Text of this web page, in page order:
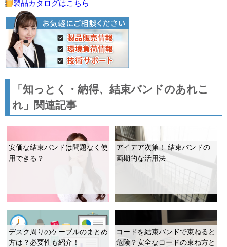
製品カタログはこちら
「知っとく・納得、結束バンドのあれこ
れ」関連記事
安価な結束バンドは問題なく使
用できる？
アイデア次第！ 結束バンドの
画期的な活用法
デスク周りのケーブルのまとめ
方は？必要性も紹介！
コードを結束バンドで束ねると
危険？安全なコードの束ね方と